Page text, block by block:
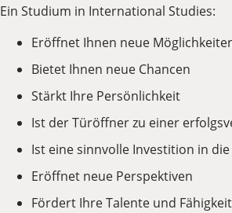
Ein Studium in International Studies:
Eröffnet Ihnen neue
Bietet Ihnen neue Chancen
Stärkt Ihre Persönlichkeit
Ist der Türöffner zu einer
Ist eine sinnvolle Investition in
Eröffnet neue Perspektiven
Fördert Ihre Talente und